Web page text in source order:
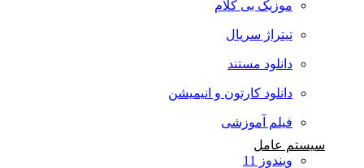
موزیک بی کلام
تیتراژ سریال
دانلود مستند
دانلود کارتون و انیمیشن
فیلم آموزشی
سیستم عامل
ویندوز 11